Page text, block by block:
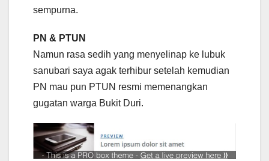
sempurna.
PN & PTUN
Namun rasa sedih yang menyelinap ke lubuk
sanubari saya agak terhibur setelah kemudian
PN mau pun PTUN resmi memenangkan
gugatan warga Bukit Duri.